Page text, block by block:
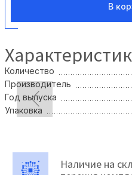
В
Количество
Производитель
Год выпуска
Упаковка
Наличие на